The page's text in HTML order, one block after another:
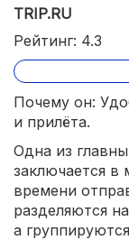
TRIP.RU
Рейтинг: 4.3
Почему он:
и прилёта.
Одна из
заключается в
времени
разделяются
а